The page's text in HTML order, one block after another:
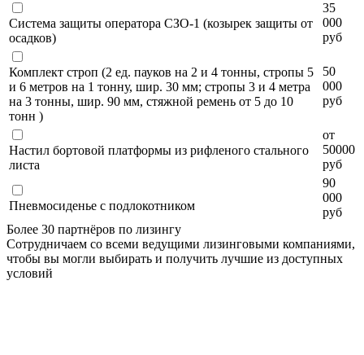
Система защиты оператора СЗО-1 (козырек защиты от
осадков)
35
000
руб
Комплект строп (2 ед. пауков на 2 и 4 тонны, стропы 5
и 6 метров на 1 тонну, шир. 30 мм; стропы 3 и 4 метра
на 3 тонны, шир. 90 мм, стяжной ремень от 5 до 10
тонн )
50
000
руб
Настил бортовой платформы из рифленого стального
листа
от
50000
руб
Пневмосиденье с подлокотником
90
000
руб
Более 30 партнёров по лизингу
Сотрудничаем со всеми ведущими лизинговыми компаниями,
чтобы вы могли выбирать и получить лучшие из доступных
условий